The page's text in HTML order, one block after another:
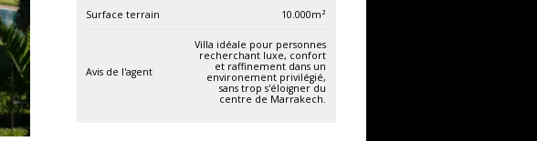
Surface terrain 10.000m²
Avis de l'agent
Villa idéale pour personnes
recherchant luxe, confort
et raffinement dans un
environement privilégié,
sans trop s'éloigner du
centre de Marrakech.